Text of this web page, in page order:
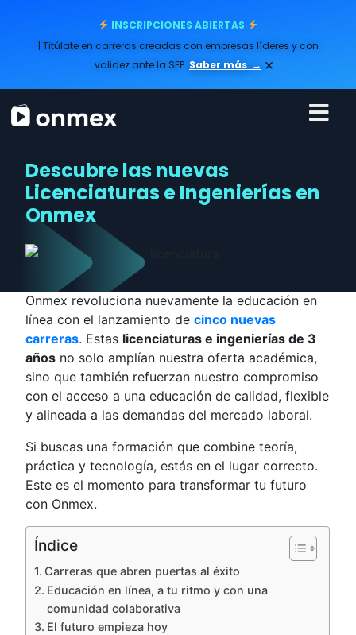
INSCRIPCIONES ABIERTAS
| Titúlate en carreras creadas con empresas líderes y con
validez ante la SEP. Saber más → ×
Descubre las nuevas
Licenciaturas e Ingenierías en
Onmex
Onmex revoluciona nuevamente la educación en
línea con el lanzamiento decinco nuevas
carreras. Estas licenciaturas e ingenierías de 3
años no solo amplían nuestra oferta académica,
sino que también refuerzan nuestro compromiso
con el acceso a una educación de calidad, flexible
y alineada a las demandas del mercado laboral.
Si buscas una formación que combine teoría,
práctica y tecnología, estás en el lugar correcto.
Este es el momento para transformar tu futuro
con Onmex.
Índice
Carreras que abren puertas al éxito
Educación en línea, a tu ritmo y con una
comunidad colaborativa
El futuro empieza hoy